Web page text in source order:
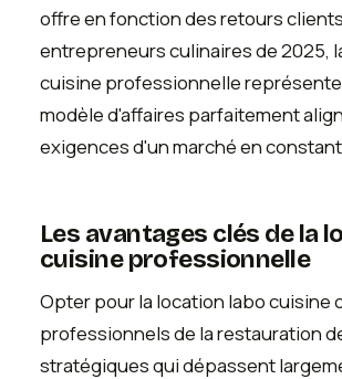
offre en fonction des retours
entrepreneurs culinaires de 2025,
cuisine professionnelle
modèle d'affaires parfaitement
exigences d'un marché en
Les avantages clés de la
cuisine professionnelle
Opter pour la location labo cuisine
professionnels de la restauration
stratégiques qui dépassent